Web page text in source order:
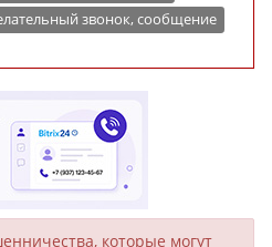
звонок, сообщение
кото­рые могут